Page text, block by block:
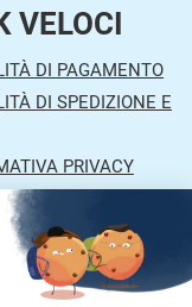
VELOCI
DI PAGAMENTO
DI SPEDIZIONE E
PRIVACY
DI VENDITA